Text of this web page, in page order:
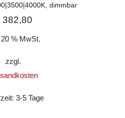
dimmbar
382,80
% MwSt.
zzgl.
3-5 Tage